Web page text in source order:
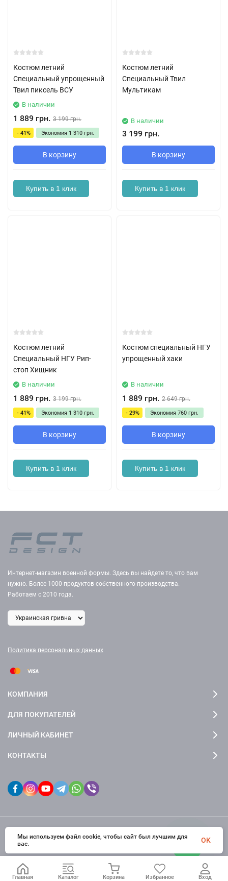
Костюм летний
Специальный упрощенный
Твил пиксель ВСУ
В наличии
1 889 грн. 3 199 грн.
- 41% Экономия 1 310 грн.
В корзину
Купить в 1 клик
Костюм летний
Специальный Твил
Мультикам
В наличии
3 199 грн.
В корзину
Купить в 1 клик
Костюм летний
Специальный НГУ Рип-
стоп Хищник
В наличии
1 889 грн. 3 199 грн.
- 41% Экономия 1 310 грн.
В корзину
Купить в 1 клик
Костюм специальный НГУ
упрощенный хаки
В наличии
1 889 грн. 2 649 грн.
- 29% Экономия 760 грн.
В корзину
Купить в 1 клик
Интернет-магазин военной формы. Здесь вы найдете то, что вам
нужно. Более 1000 продуктов собственного производства.
Работаем с 2010 года.
Политика персональных данных
КОМПАНИЯ
ДЛЯ ПОКУПАТЕЛЕЙ
ЛИЧНЫЙ КАБИНЕТ
КОНТАКТЫ
© 2026 fctdesign. Все права защищены
Главная Каталог Корзина Избранное Вход
Мы используем файл cookie, чтобы сайт был лучшим для
вас.
OK